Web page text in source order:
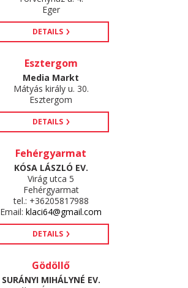
Eger
DETAILS
Esztergom
Media Markt
Mátyás király u. 30.
Esztergom
DETAILS
Fehérgyarmat
KÓSA LÁSZLÓ EV.
Virág utca 5
Fehérgyarmat
tel.: +36205817988
Email: klaci64@gmail.com
DETAILS
Gödöllő
SURÁNYI MIHÁLYNÉ EV.